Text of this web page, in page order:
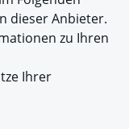
dieser Anbieter.
zu Ihren
Ihrer